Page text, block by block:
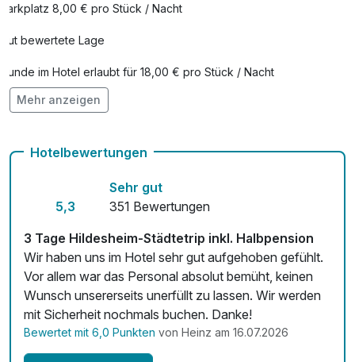
Parkplatz 8,00 € pro Stück / Nacht
Gut bewertete Lage
Hunde im Hotel erlaubt für 18,00 € pro Stück / Nacht
Auch vegetarische Speisen
Zimmerservice verfügbar
Mit Hotelbar
Mehr anzeigen
Hotelbewertungen
5,3
Sehr gut
351 Bewertungen
3 Tage Hildesheim-Städtetrip inkl. Halbpension
Wir haben uns im Hotel sehr gut aufgehoben gefühlt.
Vor allem war das Personal absolut bemüht, keinen
Wunsch unsererseits unerfüllt zu lassen. Wir werden
mit Sicherheit nochmals buchen. Danke!
Bewertet mit 6,0 Punkten von Heinz am 16.07.2026